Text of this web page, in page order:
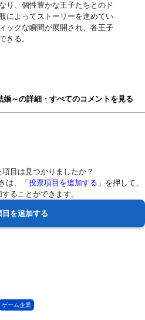
り、個性豊かな王子たちとのド
によってストーリーを進めてい
ックな瞬間が展開され、各王子
きる。
～の詳細・すべてのコメントを見る
目は見つかりましたか？
は、「 投票項目を追加する 」を押して、
ることができます。
ゲーム企業